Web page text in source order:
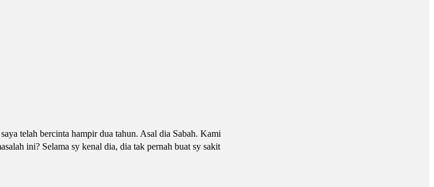
telah bercinta hampir dua tahun. Asal dia Sabah. Kami
ini? Selama sy kenal dia, dia tak pernah buat sy sakit